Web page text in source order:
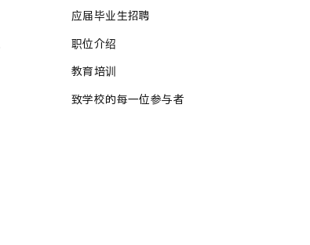
应届毕业生招聘
职位介绍
教育培训
致学校的每一位参与者